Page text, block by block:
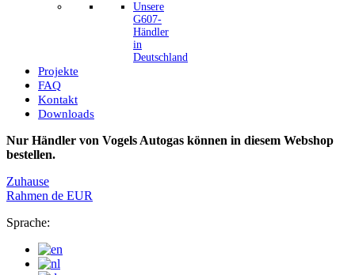
Unsere
G607-
Händler
in
Deutschland
Projekte
FAQ
Kontakt
Downloads
Nur Händler von Vogels Autogas können in diesem Webshop
bestellen.
Zuhause
Rahmen de EUR
Sprache: